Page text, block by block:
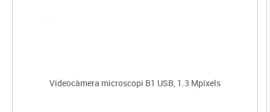
Videocàmera microscopi B1 USB, 1.3 Mpíxels